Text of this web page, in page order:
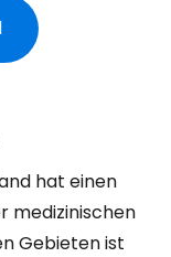
hat einen
medizinischen
Gebieten ist